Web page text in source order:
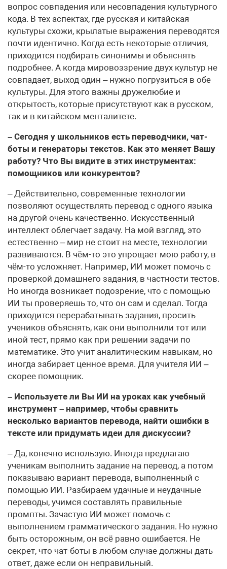
вопрос совпадения или несовпадения культурного
кода. В тех аспектах, где русская и китайская
культуры схожи, крылатые выражения переводятся
почти идентично. Когда есть некоторые отличия,
приходится подбирать синонимы и объяснять
подробнее. А когда мировоззрение двух культур не
совпадает, выход один – нужно погрузиться в обе
культуры. Для этого важны дружелюбие и
открытость, которые присутствуют как в русском,
так и в китайском менталитете.
– Сегодня у школьников есть переводчики, чат-
боты и генераторы текстов. Как это меняет Вашу
работу? Что Вы видите в этих инструментах:
помощников или конкурентов?
– Действительно, современные технологии
позволяют осуществлять перевод с одного языка
на другой очень качественно. Искусственный
интеллект облегчает задачу. На мой взгляд, это
естественно – мир не стоит на месте, технологии
развиваются. В чём-то это упрощает мою работу, в
чём-то усложняет. Например, ИИ может помочь с
проверкой домашнего задания, в частности тестов.
Но иногда возникает подозрение, что с помощью
ИИ ты проверяешь то, что он сам и сделал. Тогда
приходится перерабатывать задания, просить
учеников объяснять, как они выполнили тот или
иной тест, прямо как при решении задачи по
математике. Это учит аналитическим навыкам, но
иногда забирает ценное время. Для учителя ИИ –
скорее помощник.
– Используете ли Вы ИИ на уроках как учебный
инструмент – например, чтобы сравнить
несколько вариантов перевода, найти ошибки в
тексте или придумать идеи для дискуссии?
– Да, конечно использую. Иногда предлагаю
ученикам выполнить задание на перевод, а потом
показываю вариант перевода, выполненный с
помощью ИИ. Разбираем удачные и неудачные
переводы, учимся составлять правильные
промпты. Зачастую ИИ может помочь с
выполнением грамматического задания. Но нужно
быть осторожным, он всё равно ошибается. Не
секрет, что чат-боты в любом случае должны дать
ответ, даже если он неправильный.